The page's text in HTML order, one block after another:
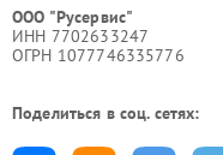
ООО "Русервис"
ИНН 7702633247
ОГРН 1077746335776
Поделиться в соц. сетях: